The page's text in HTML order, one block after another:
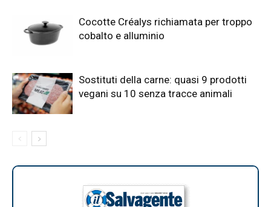
Cocotte Créalys richiamata per troppo
cobalto e alluminio
Sostituti della carne: quasi 9 prodotti
vegani su 10 senza tracce animali